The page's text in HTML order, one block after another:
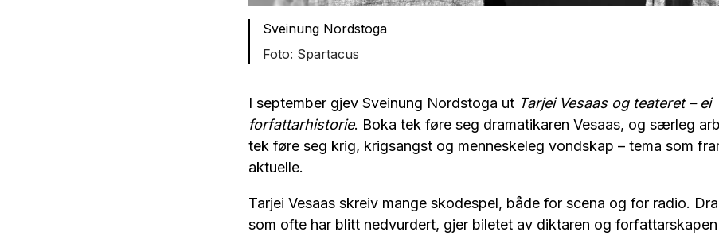
Sveinung Nordstoga
Spartacus
I september gjev Sveinung Nordstoga ut Tarjei Vesaas og teateret – ei
forfattarhistorie. Boka tek føre seg dramatikaren Vesaas, og særleg
tek føre seg krig, krigsangst og menneskeleg vondskap – tema som
aktuelle.
Tarjei Vesaas skreiv mange skodespel, både for scena og for radio.
som ofte har blitt nedvurdert, gjer biletet av diktaren og